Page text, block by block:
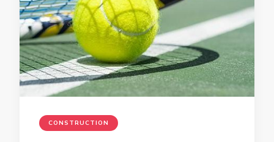
CONSTRUCTION